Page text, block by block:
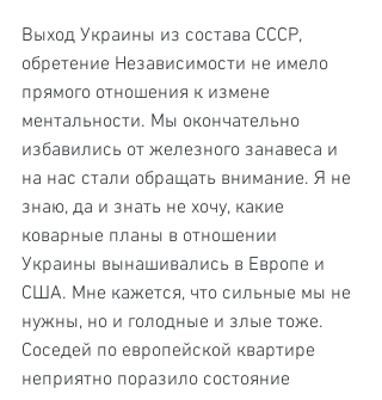
Выход Украины из состава СССР,
обретение Независимости не имело
прямого отношения к измене
ментальности. Мы окончательно
избавились от железного занавеса и
на нас стали обращать внимание. Я не
знаю, да и знать не хочу, какие
коварные планы в отношении
Украины вынашивались в Европе и
США. Мне кажется, что сильные мы не
нужны, но и голодные и злые тоже.
Соседей по европейской квартире
неприятно поразило состояние